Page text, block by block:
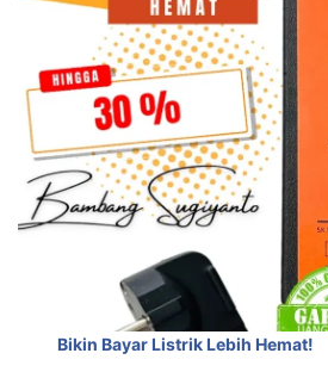
Bikin Bayar Listrik Lebih Hemat!